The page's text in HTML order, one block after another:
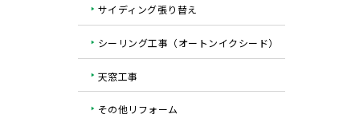
サイディング張り替え
シーリング工事（オートンイクシード）
天窓工事
その他リフォーム